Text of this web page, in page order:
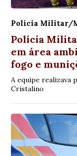
Polícia Militar/
Polícia
em área
fogo e
A equipe realizava
Cristalino